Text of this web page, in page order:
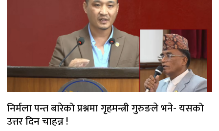
निर्मला पन्त बारेको प्रश्नमा गृहमन्त्री गुरुङले भने- यसको
उत्तर दिन चाहन्न !